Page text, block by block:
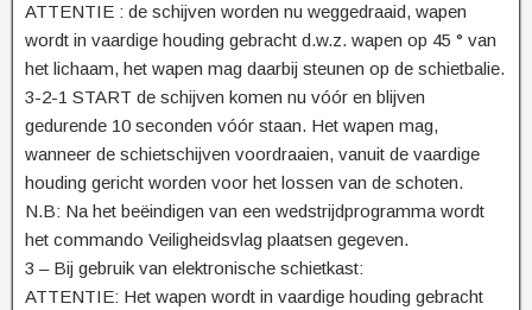
ATTENTIE : de schijven worden nu weggedraaid, wapen
wordt in vaardige houding gebracht d.w.z. wapen op 45 ° van
het lichaam, het wapen mag daarbij steunen op de schietbalie.
3-2-1 START de schijven komen nu vóór en blijven
gedurende 10 seconden vóór staan. Het wapen mag,
wanneer de schietschijven voordraaien, vanuit de vaardige
houding gericht worden voor het lossen van de schoten.
N.B: Na het beëindigen van een wedstrijdprogramma wordt
het commando Veiligheidsvlag plaatsen gegeven.
3 – Bij gebruik van elektronische schietkast:
ATTENTIE: Het wapen wordt in vaardige houding gebracht